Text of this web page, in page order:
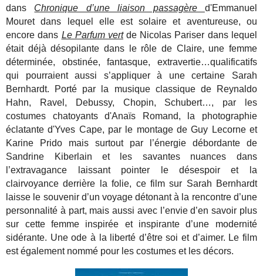
dans Chronique d’une liaison passagère d'Emmanuel
Mouret dans lequel elle est solaire et aventureuse, ou
encore dans Le Parfum vertde Nicolas Pariser dans lequel
était déjà désopilante dans le rôle de Claire, une femme
déterminée, obstinée, fantasque, extravertie…qualificatifs
qui pourraient aussi s’appliquer à une certaine Sarah
Bernhardt. Porté par la musique classique de Reynaldo
Hahn, Ravel, Debussy, Chopin, Schubert…, par les
costumes chatoyants d'Anaïs Romand, la photographie
éclatante d'Yves Cape, par le montage de Guy Lecorne et
Karine Prido mais surtout par l’énergie débordante de
Sandrine Kiberlain et les savantes nuances dans
l’extravagance laissant pointer le désespoir et la
clairvoyance derrière la folie, ce film sur Sarah Bernhardt
laisse le souvenir d’un voyage détonant à la rencontre d’une
personnalité à part, mais aussi avec l’envie d’en savoir plus
sur cette femme inspirée et inspirante d’une modernité
sidérante. Une ode à la liberté d’être soi et d’aimer. Le film
est également nommé pour les costumes et les décors.